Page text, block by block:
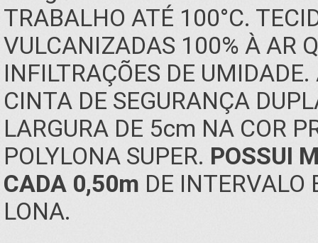
TRABALHO ATÉ 100°C.
VULCANIZADAS 100% À AR
INFILTRAÇÕES DE
CINTA DE SEGURANÇA
LARGURA DE 5cm NA COR
POLYLONA SUPER. POSSUI
CADA 0,50m DE INTERVALO
LONA.